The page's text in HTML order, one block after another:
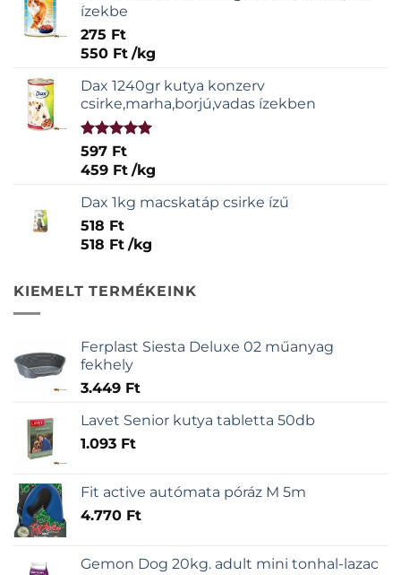
ízekbe
275 Ft
550 Ft /kg
Dax 1240gr kutya konzerv
csirke,marha,borjú,vadas ízekben
Értékelés:
5.00/ 5
597 Ft
459 Ft /kg
Dax 1kg macskatáp csirke ízű
518 Ft
518 Ft /kg
KIEMELT TERMÉKEINK
Ferplast Siesta Deluxe 02 műanyag
fekhely
3.449 Ft
Lavet Senior kutya tabletta 50db
1.093 Ft
Fit active autómata póráz M 5m
4.770 Ft
Gemon Dog 20kg. adult mini tonhal-lazac